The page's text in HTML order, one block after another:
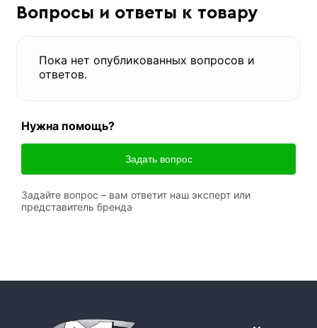
Вопросы и ответы к товару
Пока нет опубликованных вопросов и
ответов.
Нужна помощь?
Задать вопрос
Задайте вопрос – вам ответит наш эксперт или
представитель бренда